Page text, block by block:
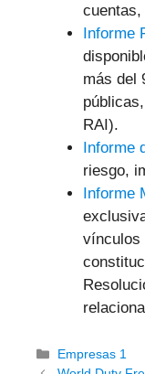
Informe
más del
RAI).
Informe
riesgo,
Informe
vínculos
Categorías
Empresas 1